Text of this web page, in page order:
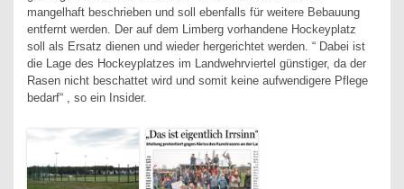
mangelhaft beschrieben und soll ebenfalls für weitere Bebauung
entfernt werden. Der auf dem Limberg vorhandene Hockeyplatz
soll als Ersatz dienen und wieder hergerichtet werden. “ Dabei ist
die Lage des Hockeyplatzes im Landwehrviertel günstiger, da der
Rasen nicht beschattet wird und somit keine aufwendigere Pflege
bedarf“ , so ein Insider.